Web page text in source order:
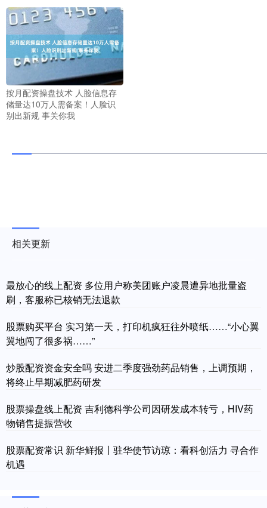
按月配资操盘技术 人脸信息存
储量达10万人需备案！人脸识
别出新规 事关你我
相关更新
最放心的线上配资 多位用户称美团账户凌晨遭异地批量盗
刷，客服称已核销无法退款
股票购买平台 实习第一天，打印机疯狂往外喷纸……“小心翼
翼地闯了很多祸……”
炒股配资资金安全吗 安进二季度强劲药品销售，上调预期，
将终止早期减肥药研发
股票操盘线上配资 吉利德科学公司因研发成本转亏，HIV药
物销售提振营收
股票配资常识 新华鲜报丨驻华使节访琼：看科创活力 寻合作
机遇